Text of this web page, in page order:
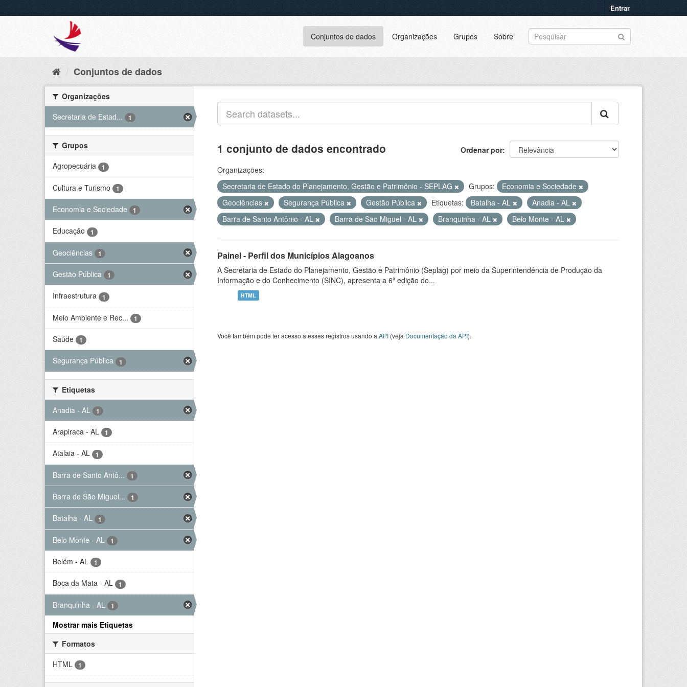
Entrar
Conjuntos de dados Organizações Grupos Sobre
Conjuntos de dados
Organizações
Secretaria de Estad...
1
Grupos
Agropecuária
1
Cultura e Turismo 1
Economia e Sociedade 1
Educação 1
Geociências 1
Gestão Pública 1
Infraestrutura 1
Meio Ambiente e Rec... 1
Saúde 1
Segurança Pública 1
Etiquetas
Anadia - AL
1
Arapiraca - AL 1
Atalaia - AL 1
Barra de Santo Antô... 1
Barra de São Miguel... 1
Batalha - AL 1
Belo Monte - AL 1
Belém - AL 1
Boca da Mata - AL 1
Branquinha - AL 1
Mostrar mais Etiquetas
Formatos
HTML
1
Ordenar por
1 conjunto de dados encontrado
Organizações:
Secretaria de Estado do Planejamento, Gestão e Patrimônio - SEPLAG
Grupos:
Economia e Sociedade
Geociências
Segurança Pública Gestão Pública Etiquetas: Batalha - AL
Anadia - AL
Barra de Santo Antônio - AL
Barra de São Miguel - AL Branquinha - AL Belo Monte - AL
Painel - Perfil dos Municípios Alagoanos
A Secretaria de Estado do Planejamento, Gestão e Patrimônio (Seplag) por meio da Superintendência de Produção da
Informação e do Conhecimento (SINC), apresenta a 6ª edição do...
HTML
Você também pode ter acesso a esses registros usando a API (veja Documentação da API).